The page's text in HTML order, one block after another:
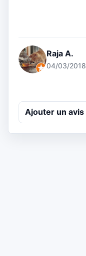
Raja A.
04/03/2018
Ajouter un avis